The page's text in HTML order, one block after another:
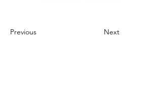
Previous Next